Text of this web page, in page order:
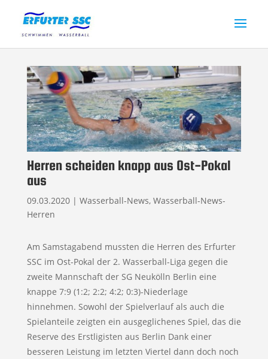
Herren scheiden knapp aus Ost-Pokal
aus
09.03.2020| Wasserball-News, Wasserball-News-
Herren
Am Samstagabend mussten die Herren des Erfurter
SSC im Ost-Pokal der 2. Wasserball-Liga gegen die
zweite Mannschaft der SG Neukölln Berlin eine
knappe 7:9 (1:2; 2:2; 4:2; 0:3)-Niederlage
hinnehmen. Sowohl der Spielverlauf als auch die
Spielanteile zeigten ein ausgeglichenes Spiel, das die
Reserve des Erstligisten aus Berlin Dank einer
besseren Leistung im letzten Viertel dann doch noch